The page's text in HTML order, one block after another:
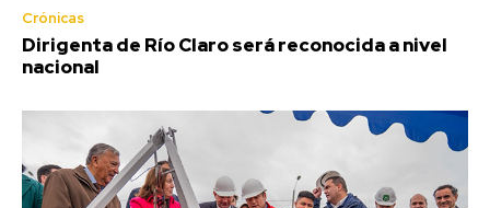
Crónicas
Dirigenta de Río Claro será reconocida a nivel
nacional